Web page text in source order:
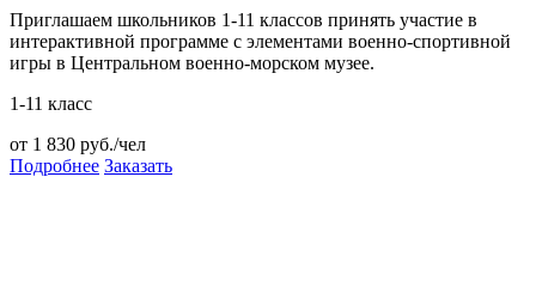
Приглашаем школьников 1-11 классов принять участие в
интерактивной программе с элементами военно-спортивной
игры в Центральном военно-морском музее.
1-11 класс
от 1 830 руб./чел
Подробнее Заказать